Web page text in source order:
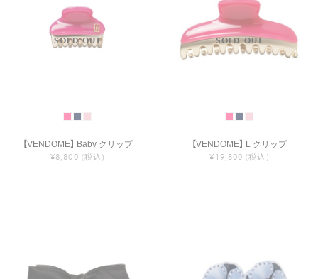
【VENDOME】 Baby クリップ
¥8,800 (税込)
【VENDOME】 L クリップ
¥19,800 (税込)